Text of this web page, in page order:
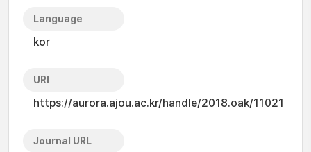
Language
kor
URI
https://aurora.ajou.ac.kr/handle/2018.oak/11021
Journal URL